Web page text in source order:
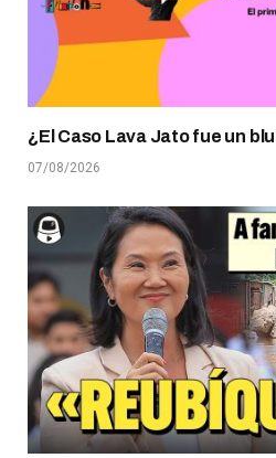
¿El Caso Lava Jato fue un
07/08/2026